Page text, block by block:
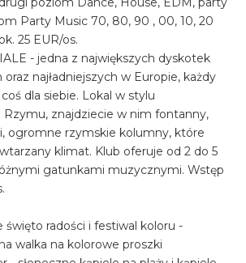
Party Music 70, 80, 90 , 00, 10, 20
25 EUR/os.
- jedna z największych dyskotek
oraz najładniejszych w Europie, każdy
dla siebie. Lokal w stylu
znajdziecie w nim fontanny,
ogromne rzymskie kolumny, które
klimat. Klub oferuje od 2 do 5
gatunkami muzycznymi. Wstęp
święto radości i festiwal koloru -
walka na kolorowe proszki